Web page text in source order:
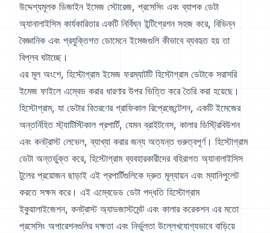
উদ্দেশ্যমূলক ডিজাইন ইমেজ স্টোরেজ, প্রসেসিং এবং ব্যাপক ডেটা
অ্যানালাইসিস কার্যকারিতার একটি নির্বিঘ্ন ইন্টিগ্রেশন সহজ করে, বিভিন্ন
বৈজ্ঞানিক এবং প্রযুক্তিগত ডোমেনে ইমেজগুলি কীভাবে ব্যবহৃত হয় তা
বিপ্লব ঘটাচ্ছে।
এর মূল অংশে, হিস্টোগ্রাম ইমেজ ফরম্যাটটি হিস্টোগ্রাম ডেটাকে সরাসরি
ইমেজ ফাইলে এম্বেড করার ধারণার উপর ভিত্তি করে তৈরি করা হয়েছে।
হিস্টোগ্রাম, যা ডেটার বিতরণের গ্রাফিকাল রিপ্রেজেন্টেশন, একটি ইমেজের
অন্তর্নিহিত স্ট্যাটিস্টিকাল প্রপার্টি, যেমন ব্রাইটনেস, কালার ডিস্ট্রিবিউশন
এবং কনট্রাস্ট লেভেল, ব্যাখ্যা করার জন্য অত্যন্ত গুরুত্বপূর্ণ। হিস্টোগ্রাম
ডেটা অন্তর্ভুক্ত করে, হিস্টোগ্রাম ব্যবহারকারীদের বহিরাগত অ্যানালাইসিস
টুলের প্রয়োজন ছাড়াই এই প্রপার্টিগুলিকে দ্রুত মূল্যায়ন এবং ম্যানিপুলেট
করতে সক্ষম করে। এই এম্বেডেড ডেটা পদ্ধতি হিস্টোগ্রাম
ইকুয়ালাইজেশন, কনট্রাস্ট অ্যাডজাস্টমেন্ট এবং কালার করেকশন এর মতো
প্রসেসিং অপারেশনগুলির দক্ষতা এবং নির্ভুলতা উল্লেখযোগ্যভাবে বাড়িয়ে